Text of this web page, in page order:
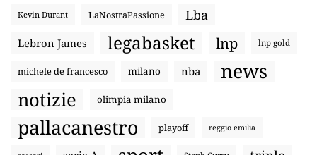
Kevin Durant LaNostraPassione Lba
Lebron James legabasket lnp lnp gold
michele de francesco milano nba news
notizie olimpia milano
pallacanestro playoff reggio emilia